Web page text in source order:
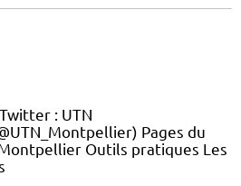
: UTN
Pages du
Outils pratiques Les